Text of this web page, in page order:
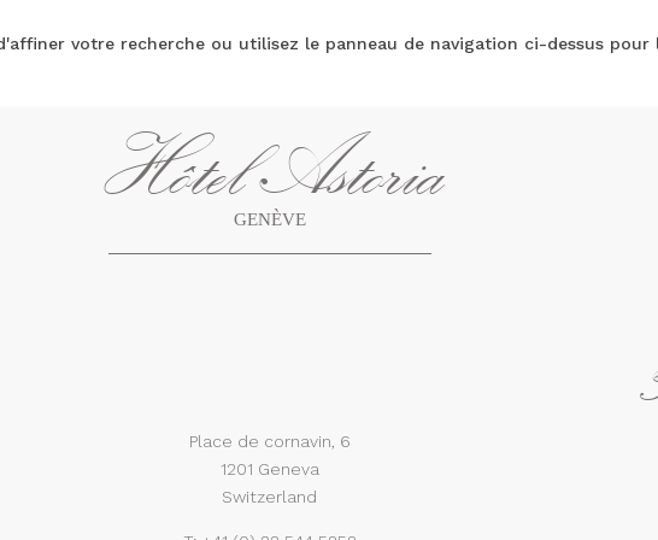
votre recherche ou utilisez le panneau de navigation ci-dessus pour
Hôtel Astoria
GENÈVE
Place de cornavin, 6
1201 Geneva
Switzerland